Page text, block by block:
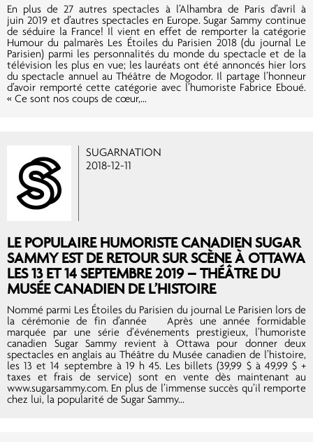
En plus de 27 autres spectacles à l’Alhambra de Paris d’avril à
juin 2019 et d’autres spectacles en Europe. Sugar Sammy continue
de séduire la France! Il vient en effet de remporter la catégorie
Humour du palmarès Les Étoiles du Parisien 2018 (du journal Le
Parisien) parmi les personnalités du monde du spectacle et de la
télévision les plus en vue; les lauréats ont été annoncés hier lors
du spectacle annuel au Théâtre de Mogodor. Il partage l’honneur
d’avoir remporté cette catégorie avec l’humoriste Fabrice Eboué.
« Ce sont nos coups de cœur,...
SUGARNATION
2018-12-11
LE POPULAIRE HUMORISTE CANADIEN SUGAR
SAMMY EST DE RETOUR SUR SCÈNE À OTTAWA
LES 13 ET 14 SEPTEMBRE 2019 – THÉÂTRE DU
MUSÉE CANADIEN DE L’HISTOIRE
Nommé parmi Les Étoiles du Parisien du journal Le Parisien lors de
la cérémonie de fin d’année Après une année formidable
marquée par une série d’événements prestigieux, l’humoriste
canadien Sugar Sammy revient à Ottawa pour donner deux
spectacles en anglais au Théâtre du Musée canadien de l’histoire,
les 13 et 14 septembre à 19 h 45. Les billets (39,99 $ à 49,99 $ +
taxes et frais de service) sont en vente dès maintenant au
www.sugarsammy.com. En plus de l’immense succès qu’il remporte
chez lui, la popularité de Sugar Sammy...